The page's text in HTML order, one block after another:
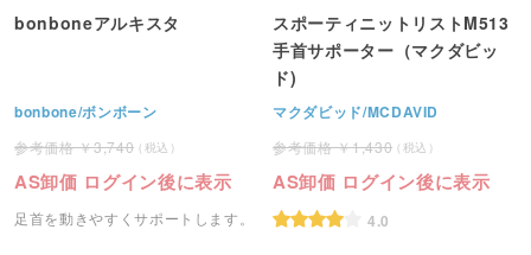
bonboneアルキスタ
bonbone/ボンボーン
3,740
AS卸価 ログイン後に表示
足首を動きやすくサポートします。
スポーティニットリストM513
手首サポーター（マクダビッ
ド)
マクダビッド/MCDAVID
1,430
AS卸価 ログイン後に表示
4.0